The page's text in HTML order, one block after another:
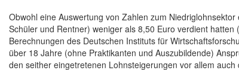
Obwohl eine Auswertung von Zahlen zum
Schüler und Rentner) weniger als 8,50 Euro verdient hatten
Berechnungen des Deutschen Instituts für
über 18 Jahre (ohne Praktikanten und Auszubildende)
den seither eingetretenen Lohnsteigerungen vor allem